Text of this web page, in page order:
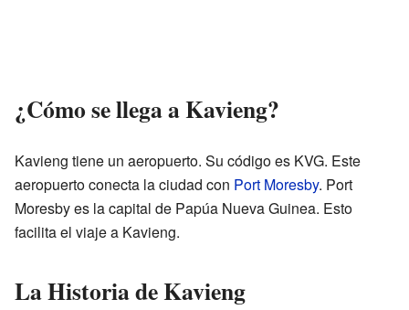
¿Cómo se llega a Kavieng?
Kavieng tiene un aeropuerto. Su código es KVG. Este
aeropuerto conecta la ciudad con Port Moresby. Port
Moresby es la capital de Papúa Nueva Guinea. Esto
facilita el viaje a Kavieng.
La Historia de Kavieng